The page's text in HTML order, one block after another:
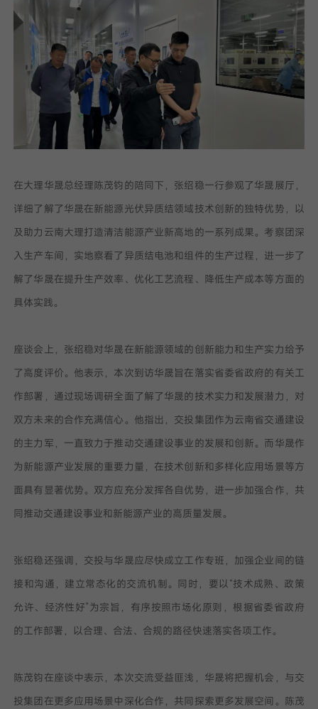
隐私政策
提
交
在大理华晟总经理陈茂钧的陪同下，张绍稳一行参观了华晟展厅，
详细了解了华晟在新能源光伏异质结领域技术创新的独特优势，以
及助力云南大理打造清洁能源产业新高地的一系列成果。考察团深
入生产车间，实地察看了异质结电池和组件的生产过程，进一步了
解了华晟在提升生产效率、优化工艺流程、降低生产成本等方面的
具体实践。
座谈会上，张绍稳对华晟在新能源领域的创新能力和生产实力给予
了高度评价。他表示，本次到访华晟旨在落实省委省政府的有关工
作部署，通过现场调研全面了解了华晟的技术实力和发展潜力，对
双方未来的合作充满信心。他指出，交投集团作为云南省交通建设
的主力军，一直致力于推动交通建设事业的发展和创新。而华晟作
为新能源产业发展的重要力量，在技术创新和多样化应用场景等方
面具有显著优势。双方应充分发挥各自优势，进一步加强合作，共
同推动交通建设事业和新能源产业的高质量发展。
张绍稳还强调，交投与华晟应尽快成立工作专班，加强企业间的链
接和沟通，建立常态化的交流机制。同时，要以“技术成熟、政策
允许、经济性好”为宗旨，有序按照市场化原则，根据省委省政府
的工作部署，以合理、合法、合规的路径快速落实各项工作。
陈茂钧在座谈中表示，本次交流受益匪浅，华晟将把握机会，与交
投集团在更多应用场景中深化合作，共同探索更多发展空间。陈茂